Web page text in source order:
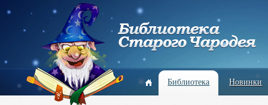
Библиотека Новинки